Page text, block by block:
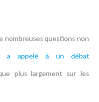
nombreuses questions non
a appelé à un débat
plus largement sur les